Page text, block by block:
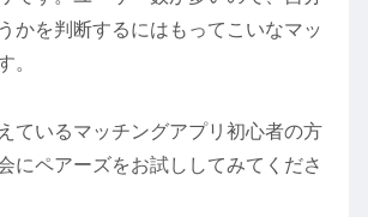
かを判断するにはもってこいなマッ
。
ているマッチングアプリ初心者の方
にペアーズをお試ししてみてくださ